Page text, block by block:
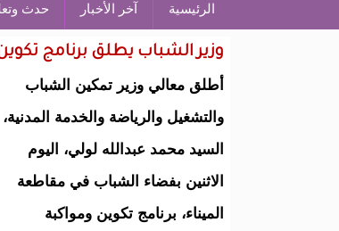
الرئيسية آخر الأخبار حدث
وزير الشباب يطلق برنامج
أطلق معالي وزير تمكين الشباب
والتشغيل والرياضة والخدمة المدنية،
السيد محمد عبدالله لولي، اليوم
الاثنين بفضاء الشباب في مقاطعة
الميناء، برنامج تكوين ومواكبة